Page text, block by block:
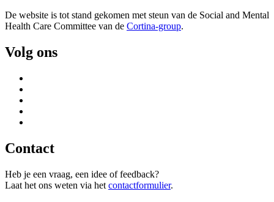
De website is tot stand gekomen met steun van de Social and Mental
Health Care Committee van de Cortina-group.
Volg ons
Contact
Heb je een vraag, een idee of feedback?
Laat het ons weten via het contactformulier.